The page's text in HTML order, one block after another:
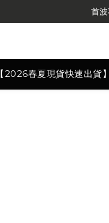
首
【2026春夏現貨快速出貨】